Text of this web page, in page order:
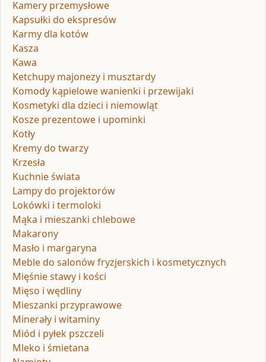
Kamery przemysłowe
Kapsułki do ekspresów
Karmy dla kotów
Kasza
Kawa
Ketchupy majonezy i musztardy
Komody kąpielowe wanienki i przewijaki
Kosmetyki dla dzieci i niemowląt
Kosze prezentowe i upominki
Kotły
Kremy do twarzy
Krzesła
Kuchnie świata
Lampy do projektorów
Lokówki i termoloki
Mąka i mieszanki chlebowe
Makarony
Masło i margaryna
Meble do salonów fryzjerskich i kosmetycznych
Mięśnie stawy i kości
Mięso i wędliny
Mieszanki przyprawowe
Minerały i witaminy
Miód i pyłek pszczeli
Mleko i śmietana